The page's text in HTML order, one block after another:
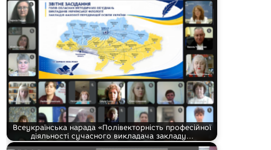
Всеукраїнська нарада «Полівекторність професійної
діяльності сучасного викладача закладу…